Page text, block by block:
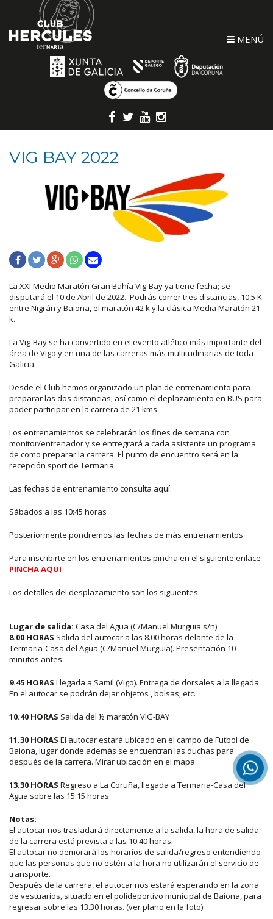
MENÚ
VIG BAY 2022
La XXI Medio Maratón Gran Bahía Vig-Bay ya tiene fecha; se
disputará el 10 de Abril de 2022. Podrás correr tres distancias, 10,5 K
entre Nigrán y Baiona, el maratón 42 k y la clásica Media Maratón 21
k.
La Vig-Bay se ha convertido en el evento atlético más importante del
área de Vigo y en una de las carreras más multitudinarias de toda
Galicia.
Desde el Club hemos organizado un plan de entrenamiento para
preparar las dos distancias; así como el deplazamiento en BUS para
poder participar en la carrera de 21 kms.
Los entrenamientos se celebrarán los fines de semana con
monitor/entrenador y se entregrará a cada asistente un programa
de como preparar la carrera. El punto de encuentro será en la
recepción sport de Termaria.
Las fechas de entrenamiento consulta aquí:
Sábados a las 10:45 horas
Posteriormente pondremos las fechas de más entrenamientos
Para inscribirte en los entrenamientos pincha en el siguiente enlace
PINCHA AQUI
Los detalles del desplazamiento son los siguientes:
Lugar de salida: Casa del Agua (C/Manuel Murguia s/n)
8.00 HORAS Salida del autocar a las 8.00 horas delante de la
Termaria-Casa del Agua (C/Manuel Murguia). Presentación 10
minutos antes.
9.45 HORAS Llegada a Samil (Vigo). Entrega de dorsales a la llegada.
En el autocar se podrán dejar objetos , bolsas, etc.
10.40 HORAS Salida del ½ maratón VIG-BAY
11.30 HORAS El autocar estará ubicado en el campo de Futbol de
Baiona, lugar donde además se encuentran las duchas para
después de la carrera. Mirar ubicación en el mapa.
13.30 HORAS Regreso a La Coruña, llegada a Termaria-Casa del
Agua sobre las 15.15 horas
Notas:
El autocar nos trasladará directamente a la salida, la hora de salida
de la carrera está prevista a las 10:40 horas.
El autocar no demorará los horarios de salida/regreso entendiendo
que las personas que no estén a la hora no utilizarán el servicio de
transporte.
Después de la carrera, el autocar nos estará esperando en la zona
de vestuarios, situado en el polideportivo municipal de Baiona, para
regresar sobre las 13.30 horas. (ver plano en la foto)